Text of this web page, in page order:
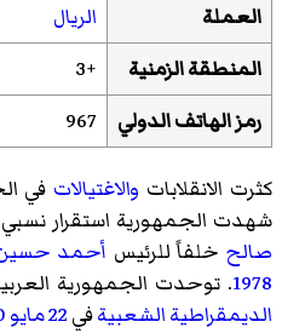
العملة
الريال
المنطقة الزمنية
+3
رمز الهاتف الدولي
967
كثرت الانقلابات والاغتيالات في
شهدت الجمهورية استقرار
صالحخلفاً للرئيس أحمد
1978. توحدت الجمهورية
الديمقراطية الشعبيةفي22 مايو